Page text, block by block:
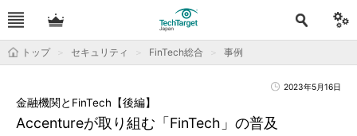
トップ セキュリティ FinTech総合 事例
2023年5月16日
Accentureが取り組む「FinTech」の普及
金融機関とFinTech【後編】